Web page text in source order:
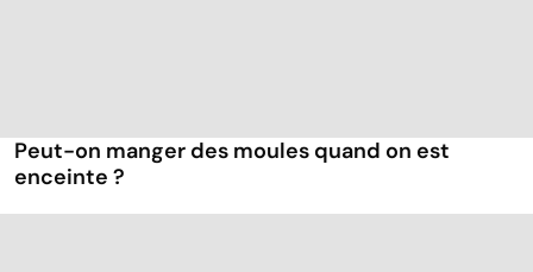
Peut-on manger des moules quand on est
enceinte ?